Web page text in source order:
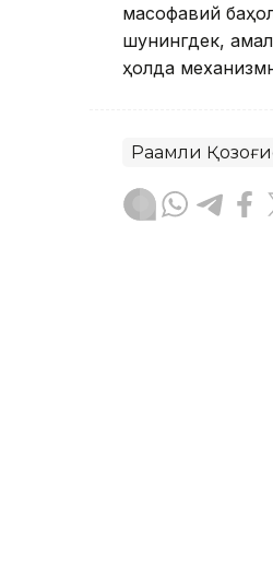
масофавий
шунингдек,
ҳолда
Рақамли